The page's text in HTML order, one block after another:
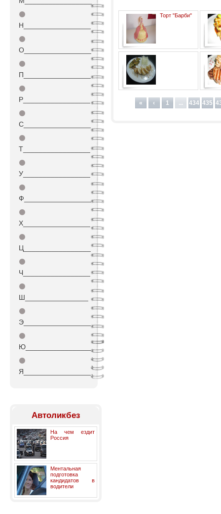
⚫
Н_________________
⚫
О_________________
⚫
П_________________
⚫
Р_________________
⚫
С_________________
⚫
Т_________________
⚫
У_________________
⚫
Ф_________________
⚫
Х_________________
⚫
Ц_________________
⚫
Ч_________________
⚫
Ш________________
⚫
Э_________________
⚫
Ю_________________
⚫
Я_________________
Автоликбез
На чем ездит
Россия
Ментальная
подготовка
кандидатов в
водители
Торт "Барби"
соусом "Терьяки"
« ‹ 1 ... 434 435